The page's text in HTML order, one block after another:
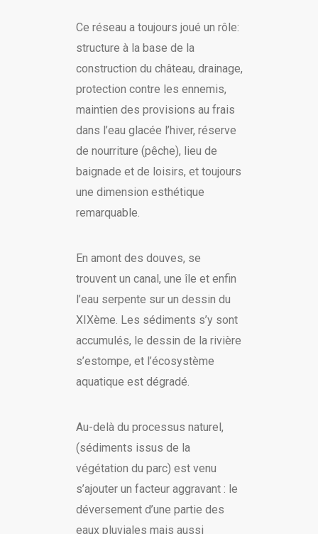
Ce réseau a toujours joué un rôle:
structure à la base de la
construction du château, drainage,
protection contre les ennemis,
maintien des provisions au frais
dans l’eau glacée l’hiver, réserve
de nourriture (pêche), lieu de
baignade et de loisirs, et toujours
une dimension esthétique
remarquable.
En amont des douves, se
trouvent un canal, une île et enfin
l’eau serpente sur un dessin du
XIXème. Les sédiments s’y sont
accumulés, le dessin de la rivière
s’estompe, et l’écosystème
aquatique est dégradé.
Au-delà du processus naturel,
(sédiments issus de la
végétation du parc) est venu
s’ajouter un facteur aggravant : le
déversement d’une partie des
eaux pluviales mais aussi